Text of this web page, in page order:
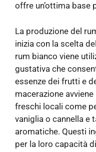
offre un’ottima base
La produzione del
inizia con la scelta del
rum bianco viene
gustativa che
essenze dei frutti e
macerazione
freschi locali come
vaniglia o cannella e
aromatiche. Questi
per la loro capacità